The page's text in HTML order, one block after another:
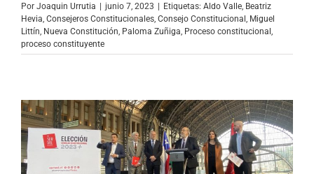
Por Joaquin Urrutia | junio 7, 2023 | Etiquetas: Aldo Valle Beatriz
Hevia Consejeros Constitucionales Consejo Constitucional Miguel
Littín Nueva Constitución Paloma Zuñiga Proceso constitucional
proceso constituyente